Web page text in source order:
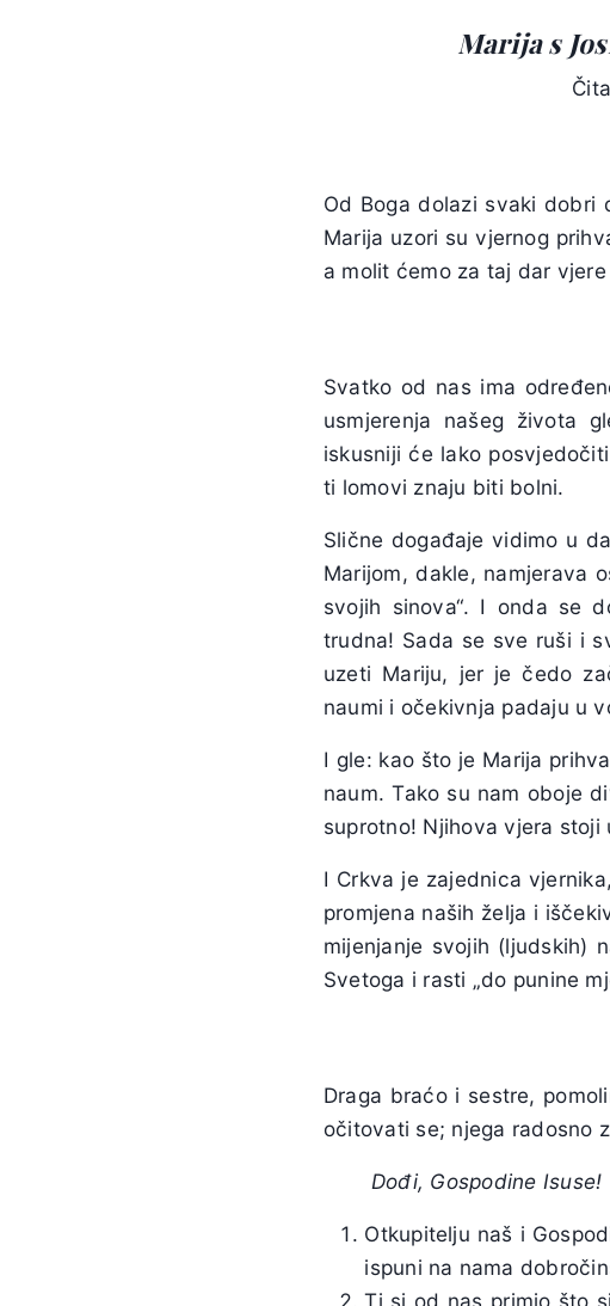
Marija s
Od Boga dolazi svaki dobri
Marija uzori su vjernog
a molit ćemo za taj dar
Svatko od nas ima
usmjerenja našeg života
iskusniji će lako
ti lomovi znaju biti bolni.
Slične događaje vidimo u
Marijom, dakle, namjerava
svojih sinova“. I onda se
trudna! Sada se sve ruši i
uzeti Mariju, jer je čedo
naumi i očekivnja padaju u
I gle: kao što je Marija
naum. Tako su nam oboje
suprotno! Njihova vjera stoji
I Crkva je zajednica
promjena naših želja i
mijenjanje svojih (ljudskih)
Svetoga i rasti „do punine
Draga braćo i sestre,
očitovati se; njega radosno
Dođi, Gospodine Isuse!
Otkupitelju naš i
ispuni na nama
Ti si od nas primio što